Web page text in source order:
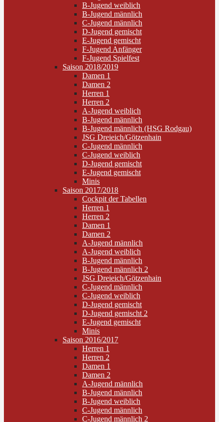
B-Jugend weiblich
B-Jugend männlich
C-Jugend männlich
D-Jugend gemischt
E-Jugend gemischt
F-Jugend Anfänger
F-Jugend Spielfest
Saison 2018/2019
Damen 1
Damen 2
Herren 1
Herren 2
A-Jugend weiblich
B-Jugend männlich
B-Jugend männlich (HSG Rodgau)
JSG Dreieich/Götzenhain
C-Jugend männlich
C-Jugend weiblich
D-Jugend gemischt
E-Jugend gemischt
Minis
Saison 2017/2018
Cockpit der Tabellen
Herren 1
Herren 2
Damen 1
Damen 2
A-Jugend männlich
A-Jugend weiblich
B-Jugend männlich
B-Jugend männlich 2
JSG Dreieich/Götzenhain
C-Jugend männlich
C-Jugend weiblich
D-Jugend gemischt
D-Jugend gemischt 2
E-Jugend gemischt
Minis
Saison 2016/2017
Herren 1
Herren 2
Damen 1
Damen 2
A-Jugend männlich
B-Jugend männlich
B-Jugend weiblich
C-Jugend männlich
C-Jugend männlich 2